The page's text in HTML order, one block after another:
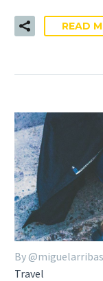
READ
By @miguelarribas
Travel